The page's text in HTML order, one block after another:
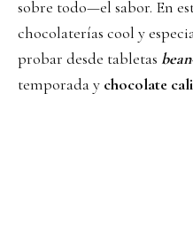
sobre todo—el sabor. En
chocolaterías cool y
probar desde tabletas
temporada y chocolate